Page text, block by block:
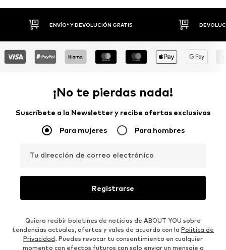
ENVÍO* Y DEVOLUCIÓN GRATIS
¡No te pierdas nada!
Suscríbete a la Newsletter y recibe ofertas exclusivas
Para mujeres Para hombres
Tu dirección de correo electrónico
Registrarse
Quiero recibir boletines de noticias de ABOUT YOU sobre
tendencias actuales, ofertas y vales de acuerdo con la Política de
Privacidad. Puedes revocar tu consentimiento en cualquier
momento con efectos futuros con solo enviar un mensaje a